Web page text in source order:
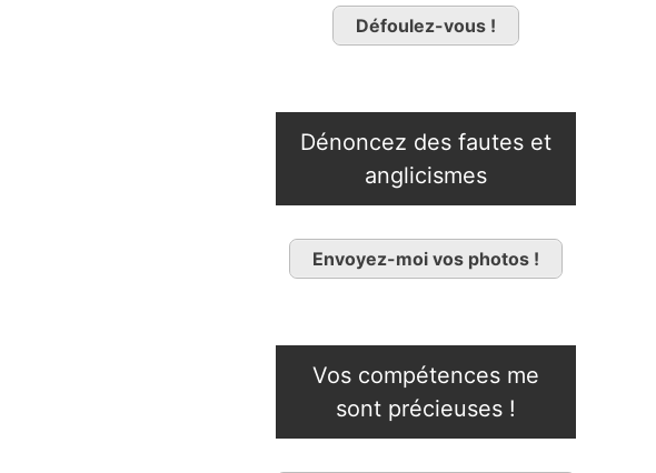
Défoulez-vous !
Dénoncez des fautes et
anglicismes
Envoyez-moi vos photos !
Vos compétences me
sont précieuses !